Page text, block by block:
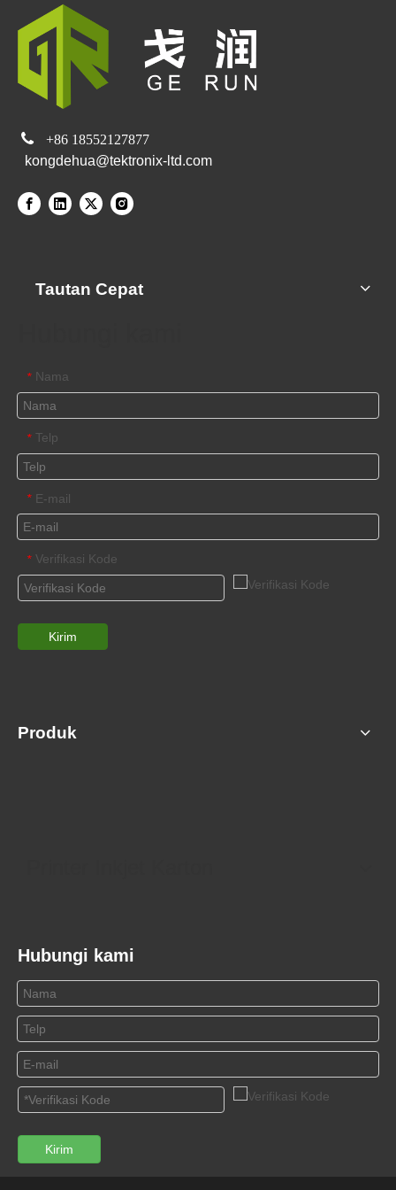
 +86 18552127877
kongdehua@tektronix-ltd.com
Tautan Cepat
* Nama
* Telp
* E-mail
* Verifikasi Kode
Kirim
Produk
Hubungi kami
Kirim